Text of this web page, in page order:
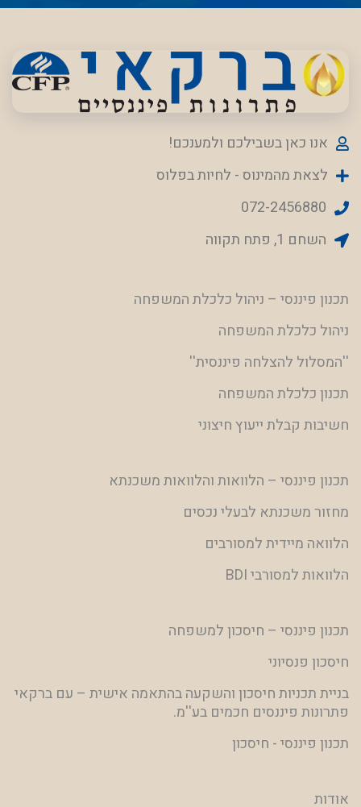
אנו כאן בשבילכם ולמענכם!
לצאת מהמינוס - לחיות בפלוס
072-2456880
השחם 1, פתח תקווה
תכנון פיננסי – ניהול כלכלת המשפחה
ניהול כלכלת המשפחה
''המסלול להצלחה פיננסית''
תכנון כלכלת המשפחה
חשיבות קבלת ייעוץ חיצוני
תכנון פיננסי – הלוואות והלוואות משכנתא
מחזור משכנתא לבעלי נכסים
הלוואה מיידית למסורבים
הלוואות למסורבי BDI
תכנון פיננסי – חיסכון למשפחה
חיסכון פנסיוני
בניית תכניות חיסכון והשקעה בהתאמה אישית – עם ברקאי
פתרונות פיננסים חכמים בע''מ.
תכנון פיננסי - חיסכון
אודות